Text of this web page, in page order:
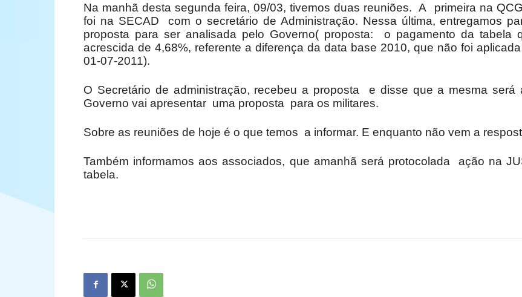
Militares
da
Na manhã desta segunda feira, 09/03, tivemos duas reuniões. A primeira na
foi na SECAD com o secretário de Administração. Nessa última, entregamos
proposta para ser analisada pelo Governo( proposta: o pagamento da tabela
acrescida de 4,68%, referente a diferença da data base 2010, que não foi
01-07-2011).
O Secretário de administração, recebeu a proposta e disse que a mesma
Governo vai apresentar uma proposta para os militares.
Sobre as reuniões de hoje é o que temos a informar. E enquanto não vem a
Também informamos aos associados, que amanhã será protocolada ação na
tabela.